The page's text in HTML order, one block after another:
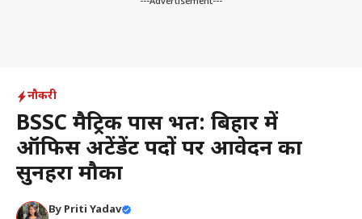
नौकरी
BSSC मैट्रिक पास भर्ती: बिहार में
ऑफिस अटेंडेंट पदों पर आवेदन का
सुनहरा मौका
By Priti Yadav